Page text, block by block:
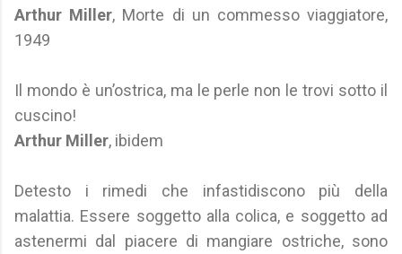
Arthur Miller, Morte di un commesso viaggiatore,
1949
Il mondo è un’ostrica, ma le perle non le trovi sotto il
cuscino!
Arthur Miller, ibidem
Detesto i rimedi che infastidiscono più della
malattia. Essere soggetto alla colica, e soggetto ad
astenermi dal piacere di mangiare ostriche, sono